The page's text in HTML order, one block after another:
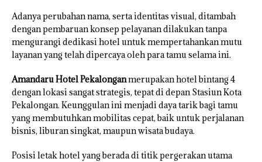
Adanya perubahan nama, serta identitas visual, ditambah
dengan pembaruan konsep pelayanan dilakukan tanpa
mengurangi dedikasi hotel untuk mempertahankan mutu
layanan yang telah dipercaya oleh para tamu selama ini.
Amandaru Hotel Pekalonganmerupakan hotel bintang 4
dengan lokasi sangat strategis, tepat di depan Stasiun Kota
Pekalongan. Keunggulan ini menjadi daya tarik bagi tamu
yang membutuhkan mobilitas cepat, baik untuk perjalanan
bisnis, liburan singkat, maupun wisata budaya.
Posisi letak hotel yang berada di titik pergerakan utama